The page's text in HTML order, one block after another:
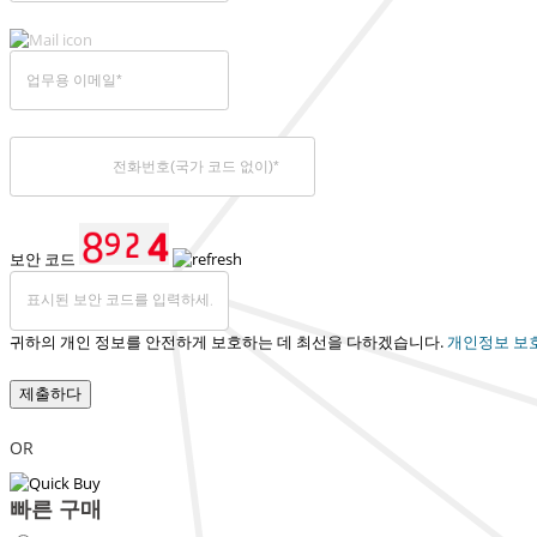
보안 코드
귀하의 개인 정보를 안전하게 보호하는 데 최선을 다하겠습니다. 개인정보 보
제출하다
OR
빠른 구매